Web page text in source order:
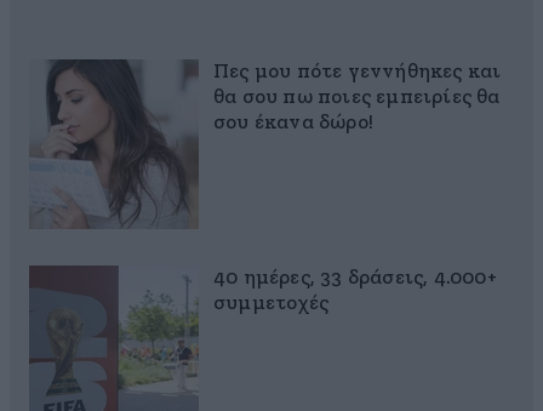
Πες μου πότε γεννήθηκες και
θα σου πω ποιες εμπειρίες θα
σου έκανα δώρο!
40 ημέρες, 33 δράσεις, 4.000+
συμμετοχές